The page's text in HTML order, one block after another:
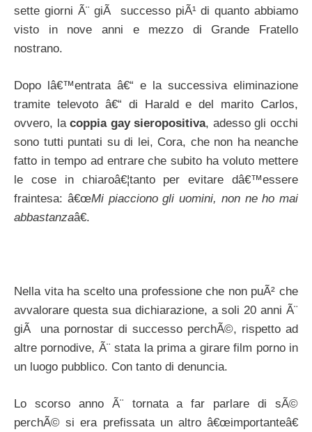
sette giorni Ã¨ giÃ successo piÃ¹ di quanto abbiamo
visto in nove anni e mezzo di Grande Fratello
nostrano.
Dopo lâ€™entrata â€“ e la successiva eliminazione
tramite televoto â€“ di Harald e del marito Carlos,
ovvero, lacoppia gay sieropositiva, adesso gli occhi
sono tutti puntati su di lei, Cora, che non ha neanche
fatto in tempo ad entrare che subito ha voluto mettere
le cose in chiaroâ€¦tanto per evitare dâ€™essere
fraintesa: â€œMi piacciono gli uomini, non ne ho mai
abbastanzaâ€.
Nella vita ha scelto una professione che non puÃ² che
avvalorare questa sua dichiarazione, a soli 20 anni Ã¨
giÃ una pornostar di successo perchÃ©, rispetto ad
altre pornodive, Ã¨ stata la prima a girare film porno in
un luogo pubblico. Con tanto di denuncia.
Lo scorso anno Ã¨ tornata a far parlare di sÃ©
perchÃ© si era prefissata un altro â€œimportanteâ€